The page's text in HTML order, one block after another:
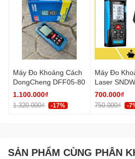
Máy Đo Khoảng Cách
DongCheng DFF05-80
1.100.000₫
1.320.000₫ -17%
Máy Đo
Laser
700.000₫
750.000₫ -
SẢN PHẨM CÙNG PHÂN